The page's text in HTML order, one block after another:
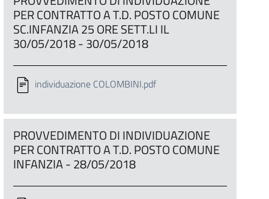
PER CONTRATTO A T.D. POSTO COMUNE
SC.INFANZIA 25 ORE SETT.LI IL
30/05/2018 - 30/05/2018
individuazione COLOMBINI.pdf
PROVVEDIMENTO DI INDIVIDUAZIONE
PER CONTRATTO A T.D. POSTO COMUNE
INFANZIA - 28/05/2018